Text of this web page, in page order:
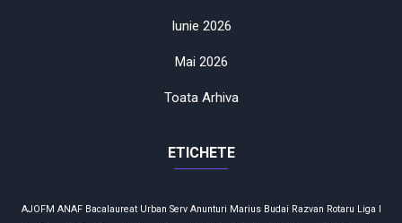
Iunie 2026
Mai 2026
Toata Arhiva
ETICHETE
AJOFM ANAF Bacalaureat Urban Serv Anunturi Marius Budai Razvan Rotaru Liga I